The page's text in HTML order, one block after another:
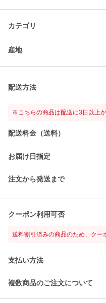
カテゴリ
産地
配送方法
※こちらの商品は配送に3日以上
配送料金（送料）
お届け日指定
注文から発送まで
クーポン利用可否
送料割引済みの商品のため、クー
支払い方法
複数商品のご注文について